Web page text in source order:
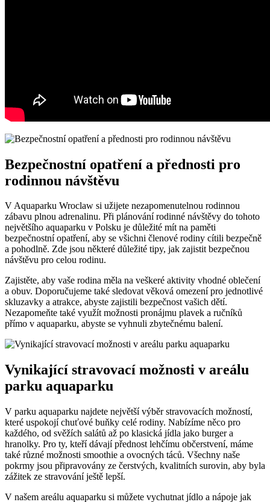
Bezpečnostní opatření a přednosti pro
rodinnou návštěvu
V Aquaparku Wroclaw si užijete nezapomenutelnou rodinnou
zábavu plnou adrenalinu. Při plánování rodinné návštěvy do tohoto
největšího aquaparku v Polsku je důležité mít na paměti
bezpečnostní opatření, aby se všichni členové rodiny cítili bezpečně
a pohodlně. Zde jsou některé důležité tipy, jak zajistit bezpečnou
návštěvu pro celou rodinu.
Zajistěte, aby vaše rodina měla na veškeré aktivity vhodné oblečení
a obuv. Doporučujeme také sledovat věková omezení pro jednotlivé
skluzavky a atrakce, abyste zajistili bezpečnost vašich dětí.
Nezapomeňte také využít možnosti pronájmu plavek a ručníků
přímo v aquaparku, abyste se vyhnuli zbytečnému balení.
Vynikající stravovací možnosti v areálu
parku aquaparku
V parku aquaparku najdete největší výběr stravovacích možností,
které uspokojí chuťové buňky celé rodiny. Nabízíme něco pro
každého, od svěžích salátů až po klasická jídla jako burger a
hranolky. Pro ty, kteří dávají přednost lehčímu občerstvení, máme
také různé možnosti smoothie a ovocných táců. Všechny naše
pokrmy jsou připravovány ze čerstvých, kvalitních surovin, aby byla
zážitek ze stravování ještě lepší.
V našem areálu aquaparku si můžete vychutnat jídlo a nápoje jak